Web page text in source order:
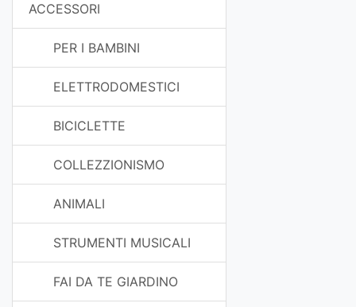
ACCESSORI
PER I BAMBINI
ELETTRODOMESTICI
BICICLETTE
COLLEZZIONISMO
ANIMALI
STRUMENTI MUSICALI
FAI DA TE GIARDINO